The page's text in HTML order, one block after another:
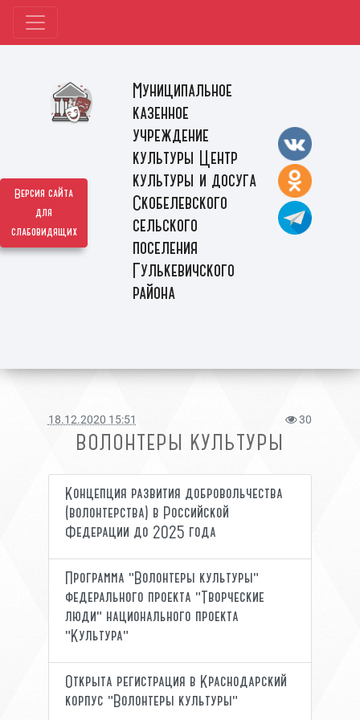
Версия сайта
для
слабовидящих
Муниципальное
казенное
учреждение
культуры Центр
культуры и досуга
Скобелевского
сельского
поселения
Гулькевичского
района
18.12.2020 15:51 30
ВОЛОНТЕРЫ КУЛЬТУРЫ
Концепция развития добровольчества
(волонтерства) в Российской
Федерации до 2025 года
Программа "Волонтеры культуры"
федерального проекта "Творческие
люди" национального проекта
"Культура"
Открыта регистрация в Краснодарский
корпус "Волонтеры культуры"